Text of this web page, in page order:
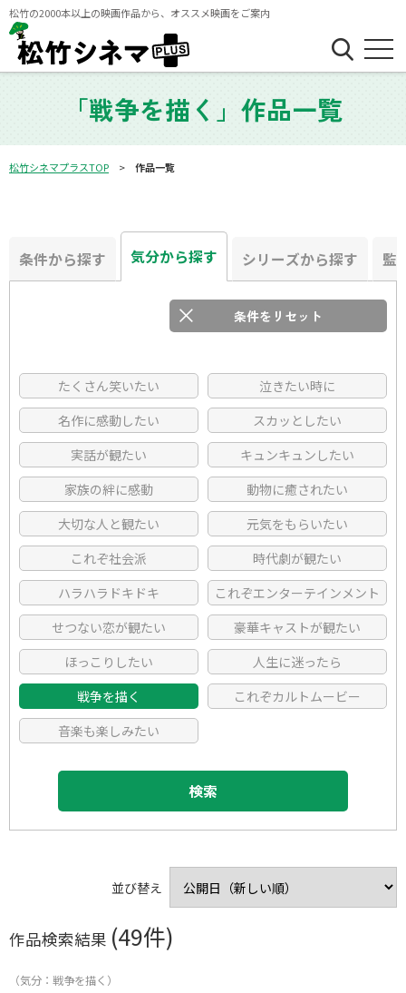
松竹の2000本以上の映画作品から、オススメ映画をご案内
「戦争を描く」作品一覧
松竹シネマプラスTOP 作品一覧
条件から探す 気分から探す シリーズから探す 監
条件をリセット
フリーワード
注目のワード
映像区分
邦画
洋画
アニメ
TVドラマ
歌舞伎・演劇
韓流・アジア
その他
ジャンル
人間ドラマ
コメディ
ラブストーリー
動物もの
ミステリー・サスペンス
ミュージカル・音楽映画
戦争
たくさん笑いたい
泣きたい時に
名作に感動したい
スカッとしたい
実話が観たい
キュンキュンしたい
家族の絆に感動
動物に癒されたい
大切な人と観たい
元気をもらいたい
これぞ社会派
時代劇が観たい
ハラハラドキドキ
これぞエンターテインメント
せつない恋が観たい
豪華キャストが観たい
ほっこりしたい
人生に迷ったら
戦争を描く
これぞカルトムービー
音楽も楽しみたい
検索
鬼平犯科帳シリーズ
必殺シリーズ
美空ひばりシリーズ
全員集合シリーズ
溝口健二監督作品
小林正樹監督作品
山田洋次監督作品
篠田正浩監督作品
並び替え
作品検索結果 (49件)
（気分：戦争を描く）